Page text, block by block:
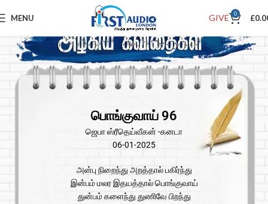
MENU GIVE 0 £
பொங்குவாய் 96
ஜெபா ஸ்ரீதெய்வீகன் -கனடா
06-01-2025
அன்பு நிறைந்து அறத்தால் பகிர்ந்து
இன்பம் மலர இதயத்தால் பொங்குவாய்
துன்பம் களைந்து துணிவே பிறந்து